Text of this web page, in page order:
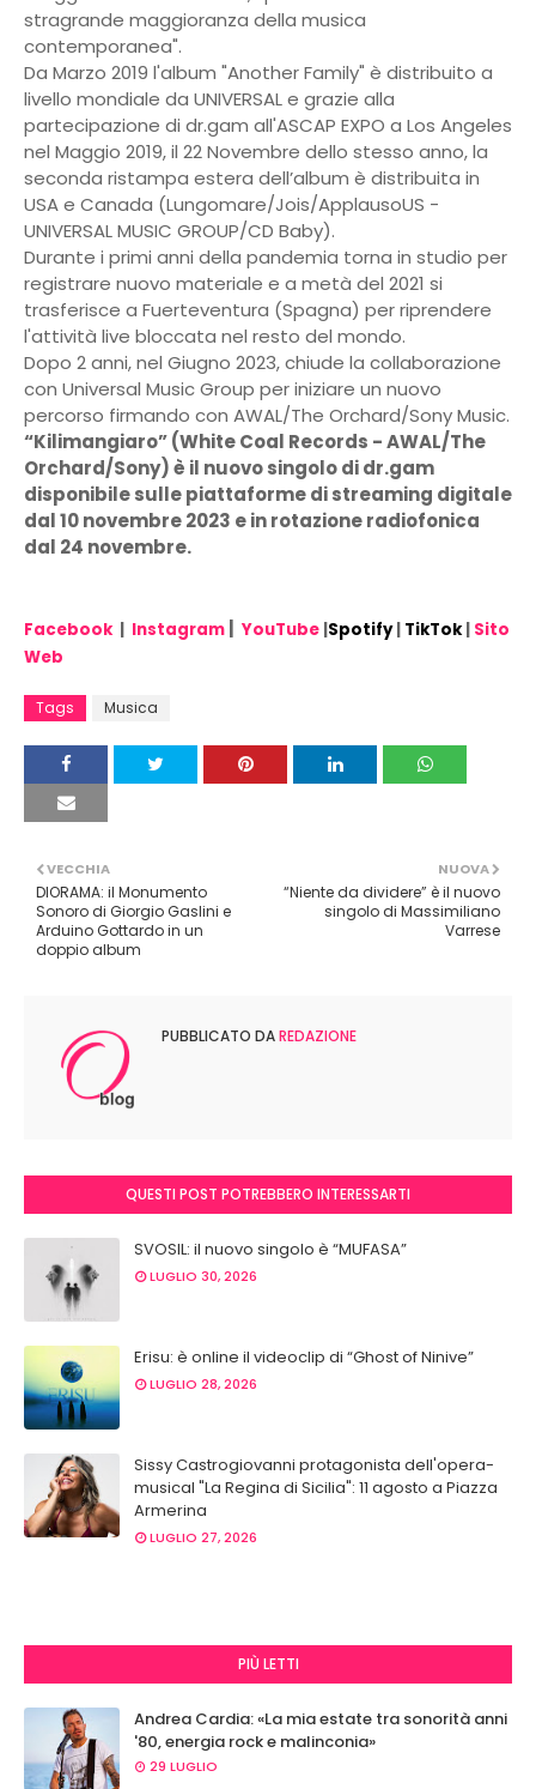
stragrande maggioranza della musica
contemporanea".
Da Marzo 2019 l'album "Another Family" è distribuito a
livello mondiale da UNIVERSAL e grazie alla
partecipazione di dr.gam all'ASCAP EXPO a Los Angeles
nel Maggio 2019, il 22 Novembre dello stesso anno, la
seconda ristampa estera dell’album è distribuita in
USA e Canada (Lungomare/Jois/ApplausoUS -
UNIVERSAL MUSIC GROUP/CD Baby).
Durante i primi anni della pandemia torna in studio per
registrare nuovo materiale e a metà del 2021 si
trasferisce a Fuerteventura (Spagna) per riprendere
l'attività live bloccata nel resto del mondo.
Dopo 2 anni, nel Giugno 2023, chiude la collaborazione
con Universal Music Group per iniziare un nuovo
percorso firmando con AWAL/The Orchard/Sony Music.
“Kilimangiaro” (White Coal Records - AWAL/The
Orchard/Sony) è il nuovo singolo di dr.gam
disponibile sulle piattaforme di streaming digitale
dal 10 novembre 2023 e in rotazione radiofonica
dal 24 novembre.
Facebook | Instagram YouTube |Spotify| TikTok| Sito
Web
Tags Musica
NUOVA
“Niente da dividere” è il nuovo
singolo di Massimiliano
Varrese
VECCHIA
DIORAMA: il Monumento
Sonoro di Giorgio Gaslini e
Arduino Gottardo in un
doppio album
PUBBLICATO DAREDAZIONE
QUESTI POST POTREBBERO INTERESSARTI
SVOSIL: il nuovo singolo è “MUFASA”
LUGLIO 30, 2026
Erisu: è online il videoclip di “Ghost of Ninive”
LUGLIO 28, 2026
Sissy Castrogiovanni protagonista dell'opera-
musical "La Regina di Sicilia": 11 agosto a Piazza
Armerina
LUGLIO 27, 2026
PIÙ LETTI
Andrea Cardia: «La mia estate tra sonorità anni
'80, energia rock e malinconia»
29 LUGLIO